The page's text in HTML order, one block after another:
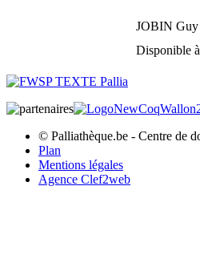
JOBIN Guy
Disponible
© Palliathèque.be - Centre de
Plan
Mentions légales
Agence Clef2web